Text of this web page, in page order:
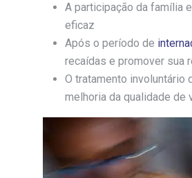
A participação da família
eficaz
Após o período de
recaídas e promover sua
O tratamento involuntário
melhoria da qualidade de